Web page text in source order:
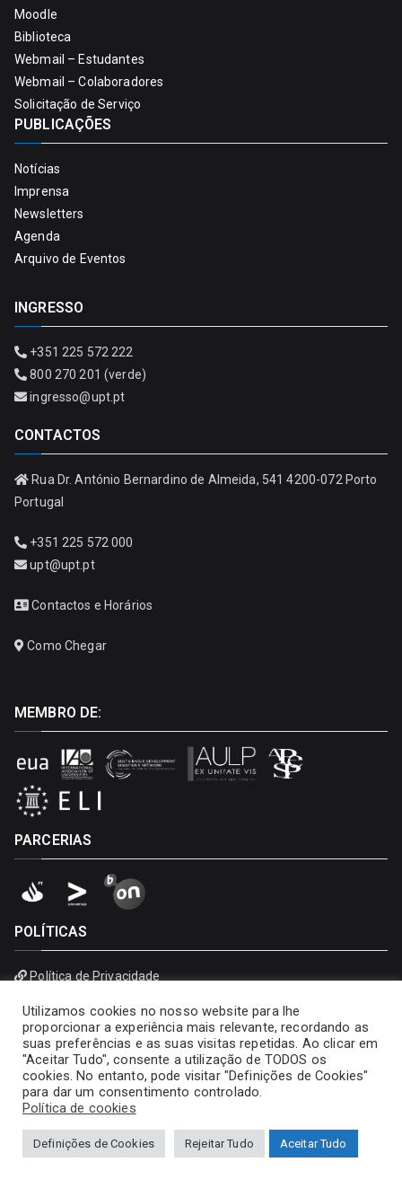
Moodle
Biblioteca
Webmail – Estudantes
Webmail – Colaboradores
Solicitação de Serviço
PUBLICAÇÕES
Notícias
Imprensa
Newsletters
Agenda
Arquivo de Eventos
INGRESSO
+351 225 572 222
800 270 201 (verde)
ingresso@upt.pt
CONTACTOS
Rua Dr. António Bernardino de Almeida, 541 4200-072 Porto
Portugal
+351 225 572 000
upt@upt.pt
Contactos e Horários
Como Chegar
MEMBRO DE:
PARCERIAS
POLÍTICAS
Política de Privacidade
Utilizamos cookies no nosso website para lhe
proporcionar a experiência mais relevante, recordando as
suas preferências e as suas visitas repetidas. Ao clicar em
"Aceitar Tudo", consente a utilização de TODOS os
cookies. No entanto, pode visitar "Definições de Cookies"
para dar um consentimento controlado.
Política de cookies
Definições de Cookies Rejeitar Tudo Aceitar Tudo